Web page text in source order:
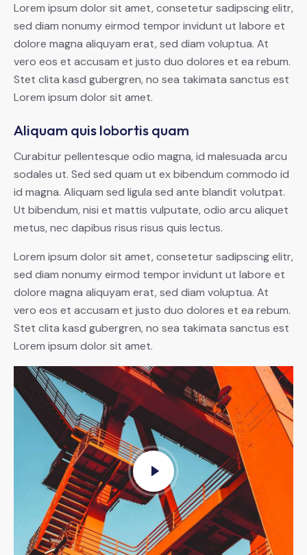
Lorem ipsum dolor sit amet, consetetur sadipscing elitr,
sed diam nonumy eirmod tempor invidunt ut labore et
dolore magna aliquyam erat, sed diam voluptua. At
vero eos et accusam et justo duo dolores et ea rebum.
Stet clita kasd gubergren, no sea takimata sanctus est
Lorem ipsum dolor sit amet.
Aliquam quis lobortis quam
Curabitur pellentesque odio magna, id malesuada arcu
sodales ut. Sed sed quam ut ex bibendum commodo id
id magna. Aliquam sed ligula sed ante blandit volutpat.
Ut bibendum, nisi et mattis vulputate, odio arcu aliquet
metus, nec dapibus risus risus quis lectus.
Lorem ipsum dolor sit amet, consetetur sadipscing elitr,
sed diam nonumy eirmod tempor invidunt ut labore et
dolore magna aliquyam erat, sed diam voluptua. At
vero eos et accusam et justo duo dolores et ea rebum.
Stet clita kasd gubergren, no sea takimata sanctus est
Lorem ipsum dolor sit amet.